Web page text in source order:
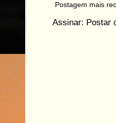
Postagem mais
Assinar: Postar